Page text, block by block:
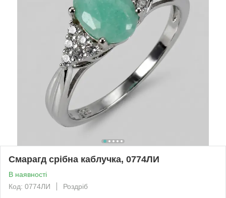
Смарагд срібна каблучка, 0774ЛИ
В наявності
Код: 0774ЛИ
Роздріб